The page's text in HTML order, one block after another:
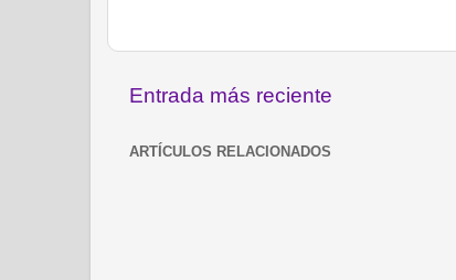
Entrada más reciente
ARTÍCULOS RELACIONADOS